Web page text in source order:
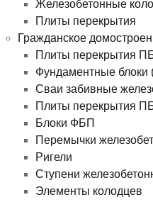
Железобетонные
Плиты перекрытия
Гражданское
Плиты перекрытия
Фундаментные
Сваи забивные
Плиты перекрытия
Блоки ФБП
Перемычки
Ригели
Ступени
Элементы колодцев